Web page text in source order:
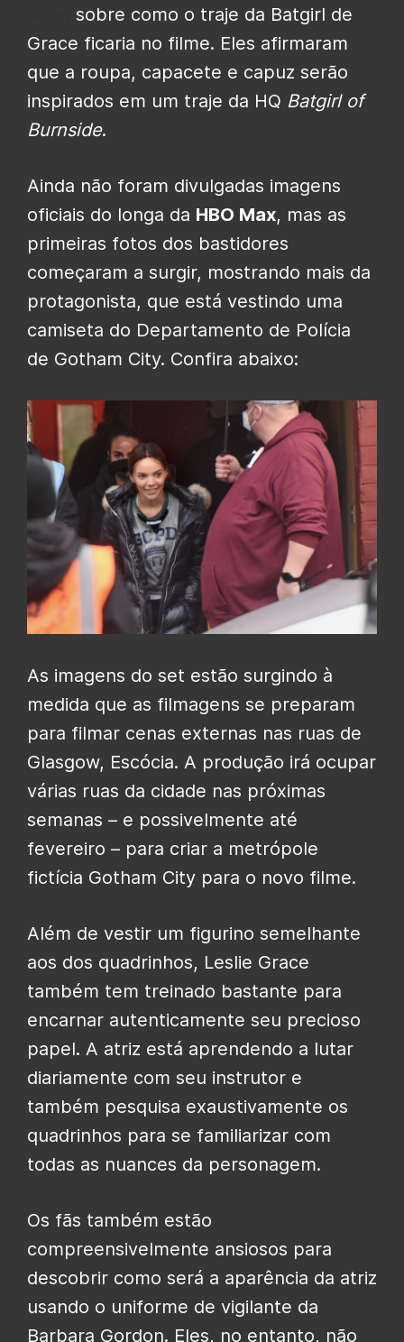
sobre como o traje da Batgirl de
Grace ficaria no filme. Eles afirmaram
que a roupa, capacete e capuz serão
inspirados em um traje da HQ Batgirl of
Burnside.
Ainda não foram divulgadas imagens
oficiais do longa da HBO Max, mas as
primeiras fotos dos bastidores
começaram a surgir, mostrando mais da
protagonista, que está vestindo uma
camiseta do Departamento de Polícia
de Gotham City. Confira abaixo:
As imagens do set estão surgindo à
medida que as filmagens se preparam
para filmar cenas externas nas ruas de
Glasgow, Escócia. A produção irá ocupar
várias ruas da cidade nas próximas
semanas – e possivelmente até
fevereiro – para criar a metrópole
fictícia Gotham City para o novo filme.
Além de vestir um figurino semelhante
aos dos quadrinhos, Leslie Grace
também tem treinado bastante para
encarnar autenticamente seu precioso
papel. A atriz está aprendendo a lutar
diariamente com seu instrutor e
também pesquisa exaustivamente os
quadrinhos para se familiarizar com
todas as nuances da personagem.
Os fãs também estão
compreensivelmente ansiosos para
descobrir como será a aparência da atriz
usando o uniforme de vigilante da
Barbara Gordon. Eles, no entanto, não